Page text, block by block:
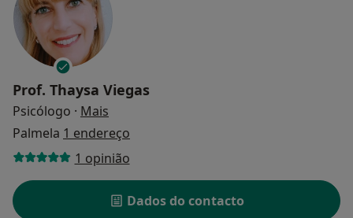
Prof. Thaysa Viegas
Psicólogo · Mais
Palmela 1 endereço
1 opinião
Dados do contacto